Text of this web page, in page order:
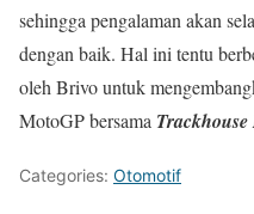
sehingga pengalaman akan
dengan baik. Hal ini tentu
oleh Brivo untuk
MotoGP bersama
Categories: Otomotif